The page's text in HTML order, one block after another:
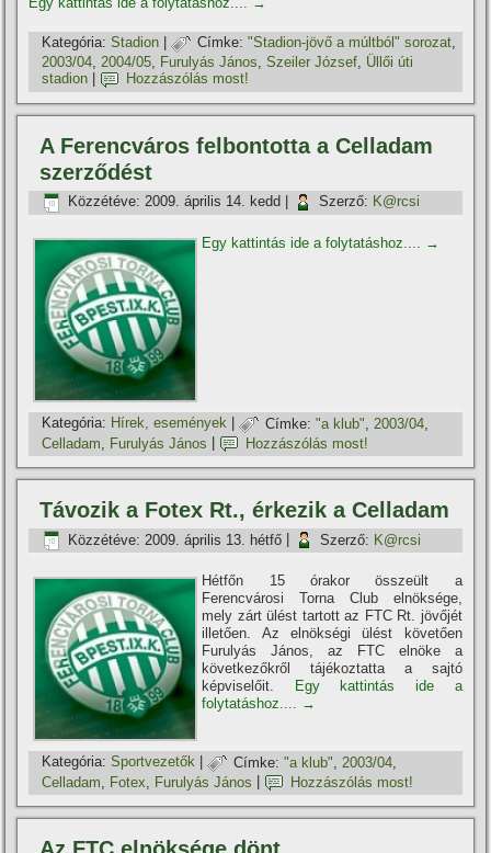
Kategória: Stadion Címke: "Stadion-jövő a múltból" sorozat
2003/04 2004/05 Furulyás János ,Szeiler József Üllői úti
stadion
Hozzászólás most!
A Ferencváros felbontotta a Celladam
szerződést
Közzétéve: 2009. április 14. kedd Szerző: K@rcsi
Egy kattintás ide a folytatáshoz.... →
Kategória: Hí­rek, események | Címke: "a klub" 2003/04
Celladam
Furulyás János Hozzászólás most!
Távozik a Fotex Rt., érkezik a Celladam
Közzétéve: 2009. április 13. hétfő Szerző: K@rcsi
Hétfőn 15 órakor összeült a
Ferencvárosi Torna Club elnöksége,
mely zárt ülést tartott az FTC Rt. jövőjét
illetően. Az elnökségi ülést követően
Furulyás János, az FTC elnöke a
következőkről tájékoztatta a sajtó
képviselőit.
Egy kattintás ide a
folytatáshoz.... →
Kategória: Sportvezetők | Címke: "a klub" 2003/04
Celladam
Fotex Furulyás János Hozzászólás most!